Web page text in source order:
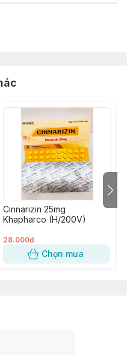
Cinnarizin 25mg
Khapharco (H/200V)
28.000đ
Chọn mua